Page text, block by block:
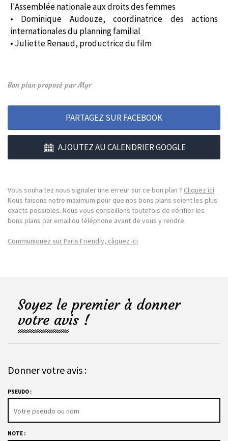
l'Assemblée nationale aux droits des femmes
• Dominique Audouze, coordinatrice des actions
internationales du planning familial
• Juliette Renaud, productrice du film
Bon plan proposé par Myr
PARTAGEZ SUR FACEBOOK
AJOUTEZ AU CALENDRIER GOOGLE
Vous souhaitez nous signaler une erreur sur ce bon plan ? Cliquez ici
Nous faisons notre maximum pour que nos bons plans soient les plus
exacts possibles. Nous vous conseillons toutefois de vérifier les
bons plans par email ou téléphone avant de vous y rendre.
Communiquez sur Paris Friendly, cliquez ici
Soyez le premier à donner
votre avis !
Donner votre avis :
PSEUDO :
NOTE :